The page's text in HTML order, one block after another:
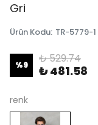
Gri
Ürün Kodu: TR-5779-1
%9 ₺ 529.74
₺ 481.58
renk